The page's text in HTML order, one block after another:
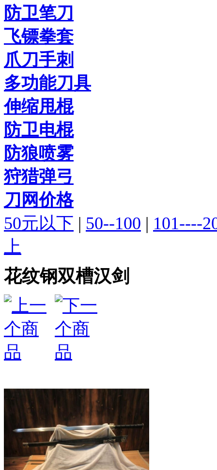
防卫笔刀
飞镖拳套
爪刀手刺
多功能刀具
伸缩甩棍
防卫电棍
防狼喷雾
狩猎弹弓
刀网价格
50元以下 | 50--100 | 101----
上
花纹钢双槽汉剑